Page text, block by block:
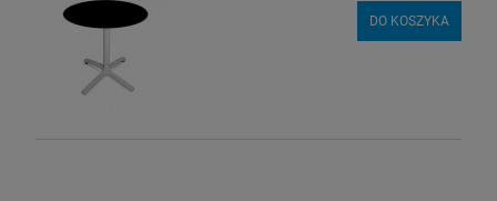
DO KOSZYKA